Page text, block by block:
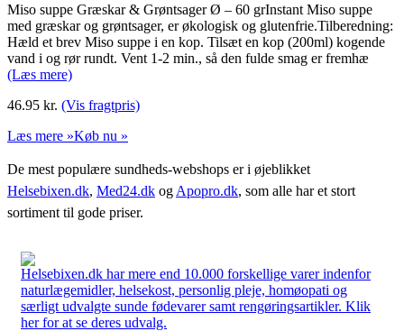
Miso suppe Græskar & Grøntsager Ø – 60 grInstant Miso suppe
med græskar og grøntsager, er økologisk og glutenfrie.Tilberedning:
Hæld et brev Miso suppe i en kop. Tilsæt en kop (200ml) kogende
vand i og rør rundt. Vent 1-2 min., så den fulde smag er fremhæ
(Læs mere)
46.95 kr. (Vis fragtpris)
Læs mere »Køb nu »
De mest populære sundheds-webshops er i øjeblikket
Helsebixen.dk, Med24.dk og Apopro.dk, som alle har et stort
sortiment til gode priser.
Helsebixen.dk har mere end 10.000 forskellige varer indenfor
naturlægemidler, helsekost, personlig pleje, homøopati og
særligt udvalgte sunde fødevarer samt rengøringsartikler. Klik
her for at se deres udvalg.